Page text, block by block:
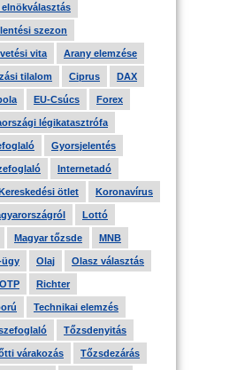
szezon
vita Arany elemzése
tilalom Ciprus DAX
EU-Csúcs Forex
légikatasztrófa
Gyorsjelentés
Internetadó
ötlet Koronavírus
Lottó
Magyar tőzsde MNB
ügy Olaj Olasz választás
OTP Richter
Technikai elemzés
Tőzsdenyitás
várakozás Tőzsdezárás